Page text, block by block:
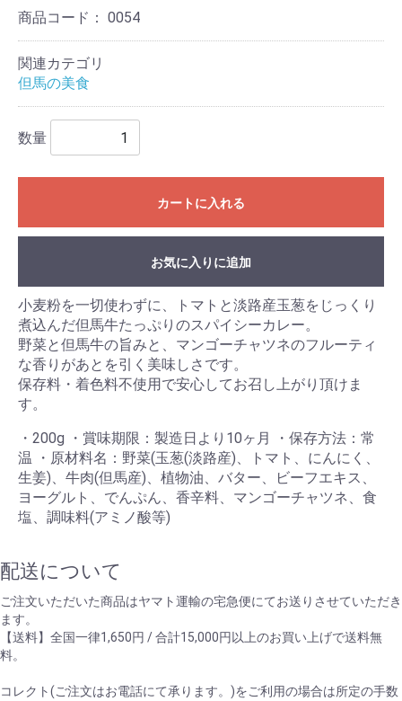
商品コード： 0054
関連カテゴリ
但馬の美食
数量
カートに入れる
お気に入りに追加
小麦粉を一切使わずに、トマトと淡路産玉葱をじっくり
煮込んだ但馬牛たっぷりのスパイシーカレー。
野菜と但馬牛の旨みと、マンゴーチャツネのフルーティ
な香りがあとを引く美味しさです。
保存料・着色料不使用で安心してお召し上がり頂けま
す。
・200g ・賞味期限：製造日より10ヶ月 ・保存方法：常
温 ・原材料名：野菜(玉葱(淡路産)、トマト、にんにく、
生姜)、牛肉(但馬産)、植物油、バター、ビーフエキス、
ヨーグルト、でんぷん、香辛料、マンゴーチャツネ、食
塩、調味料(アミノ酸等)
配送について
ご注文いただいた商品はヤマト運輸の宅急便にてお送りさせていただき
ます。
【送料】全国一律1,650円 / 合計15,000円以上のお買い上げで送料無
料。
コレクト(ご注文はお電話にて承ります。)をご利用の場合は所定の手数